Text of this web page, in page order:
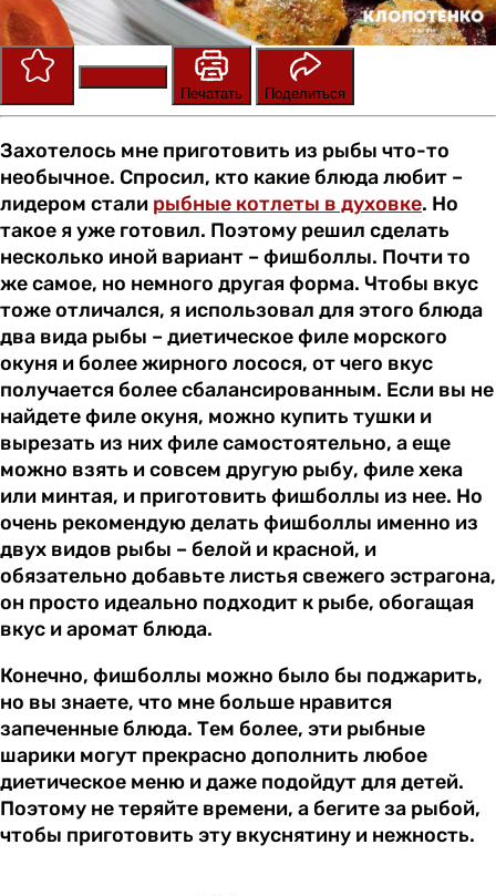
Печатать
Поделиться
Захотелось мне приготовить из рыбы что-то
необычное. Спросил, кто какие блюда любит –
лидером стали рыбные котлеты в духовке. Но
такое я уже готовил. Поэтому решил сделать
несколько иной вариант – фишболлы. Почти то
же самое, но немного другая форма. Чтобы вкус
тоже отличался, я использовал для этого блюда
два вида рыбы – диетическое филе морского
окуня и более жирного лосося, от чего вкус
получается более сбалансированным. Если вы не
найдете филе окуня, можно купить тушки и
вырезать из них филе самостоятельно, а еще
можно взять и совсем другую рыбу, филе хека
или минтая, и приготовить фишболлы из нее. Но
очень рекомендую делать фишболлы именно из
двух видов рыбы – белой и красной, и
обязательно добавьте листья свежего эстрагона,
он просто идеально подходит к рыбе, обогащая
вкус и аромат блюда.
Конечно, фишболлы можно было бы поджарить,
но вы знаете, что мне больше нравится
запеченные блюда. Тем более, эти рыбные
шарики могут прекрасно дополнить любое
диетическое меню и даже подойдут для детей.
Поэтому не теряйте времени, а бегите за рыбой,
чтобы приготовить эту вкуснятину и нежность.